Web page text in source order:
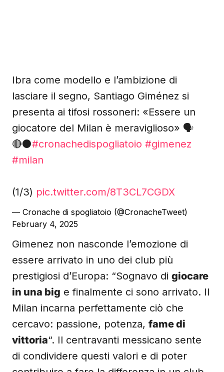
Ibra come modello e l’ambizione di
lasciare il segno, Santiago Giménez si
presenta ai tifosi rossoneri: «Essere un
giocatore del Milan è meraviglioso» 🗣️
🔴⚫#cronachedispogliatoio #gimenez
#milan
(1/3) pic.twitter.com/8T3CL7CGDX
— Cronache di spogliatoio (@CronacheTweet)
February 4, 2025
Gimenez non nasconde l’emozione di
essere arrivato in uno dei club più
prestigiosi d’Europa: “Sognavo di giocare
in una big e finalmente ci sono arrivato. Il
Milan incarna perfettamente ciò che
cercavo: passione, potenza, fame di
vittoria“. Il centravanti messicano sente
di condividere questi valori e di poter